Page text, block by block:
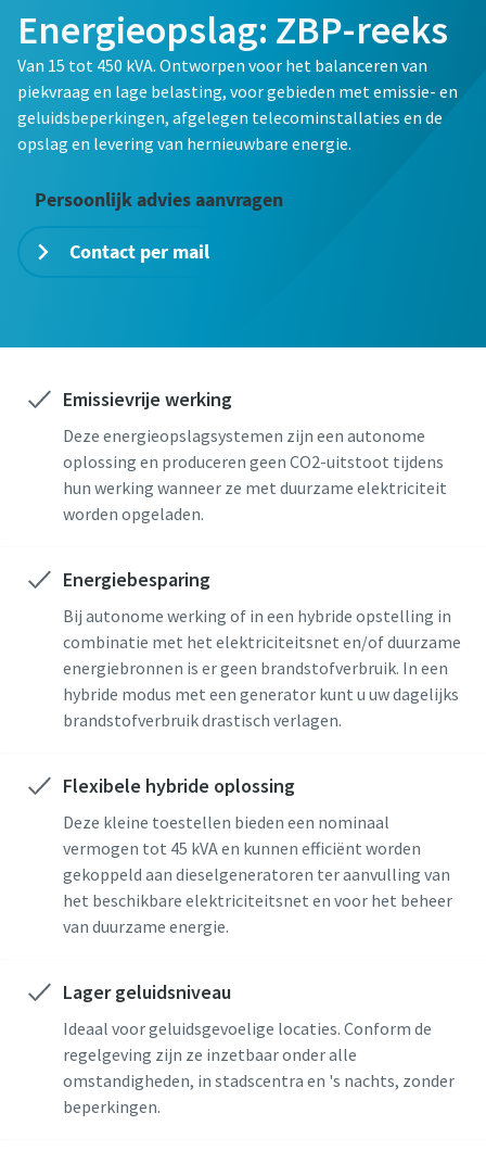
Energieopslag: ZBP-reeks
Van 15 tot 450 kVA. Ontworpen voor het balanceren van
piekvraag en lage belasting, voor gebieden met emissie- en
geluidsbeperkingen, afgelegen telecominstallaties en de
opslag en levering van hernieuwbare energie.
Persoonlijk advies aanvragen
Contact per mail
Emissievrije werking
Deze energieopslagsystemen zijn een autonome
oplossing en produceren geen CO2-uitstoot tijdens
hun werking wanneer ze met duurzame elektriciteit
worden opgeladen.
Energiebesparing
Bij autonome werking of in een hybride opstelling in
combinatie met het elektriciteitsnet en/of duurzame
energiebronnen is er geen brandstofverbruik. In een
hybride modus met een generator kunt u uw dagelijks
brandstofverbruik drastisch verlagen.
Flexibele hybride oplossing
Deze kleine toestellen bieden een nominaal
vermogen tot 45 kVA en kunnen efficiënt worden
gekoppeld aan dieselgeneratoren ter aanvulling van
het beschikbare elektriciteitsnet en voor het beheer
van duurzame energie.
Lager geluidsniveau
Ideaal voor geluidsgevoelige locaties. Conform de
regelgeving zijn ze inzetbaar onder alle
omstandigheden, in stadscentra en 's nachts, zonder
beperkingen.
E-mail
Telefoon
Aanvullende informatie
Bedrijf
Land
Postcode
Aanvragen
Door dit verzoek in te dienen, kan
opnemen via de verzamelde
informatie. Meer informatie vindt
u in ons privacybeleid.
Ik heb het privacybeleid
Verzoek indienen
Anti-robotverificatie
E-mail
Telefoon
Aanvullende informatie
Bedrijf
Land
Postcode
Aanvragen
Door dit verzoek in te dienen, kan
opnemen via de verzamelde
informatie. Meer informatie vindt
u in ons privacybeleid.
Ik heb het privacybeleid
Verzoek indienen
Anti-robotverificatie
E-mail
Telefoon
Aanvullende informatie
Bedrijf
Land
Postcode
Aanvragen
Door dit verzoek in te dienen, kan
opnemen via de verzamelde
informatie. Meer informatie vindt
u in ons privacybeleid.
Ik heb het privacybeleid
Verzoek indienen
Anti-robotverificatie